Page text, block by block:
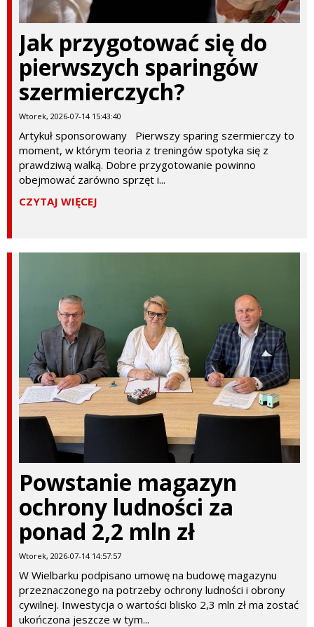
Jak przygotować się do
pierwszych sparingów
szermierczych?
Wtorek, 2026-07-14 15:43:40
Artykuł sponsorowany Pierwszy sparing szermierczy to
moment, w którym teoria z treningów spotyka się z
prawdziwą walką. Dobre przygotowanie powinno
obejmować zarówno sprzęt i...
CZYTAJ WIĘCEJ
Powstanie magazyn
ochrony ludności za
ponad 2,2 mln zł
Wtorek, 2026-07-14 14:57:57
W Wielbarku podpisano umowę na budowę magazynu
przeznaczonego na potrzeby ochrony ludności i obrony
cywilnej. Inwestycja o wartości blisko 2,3 mln zł ma zostać
ukończona jeszcze w tym...